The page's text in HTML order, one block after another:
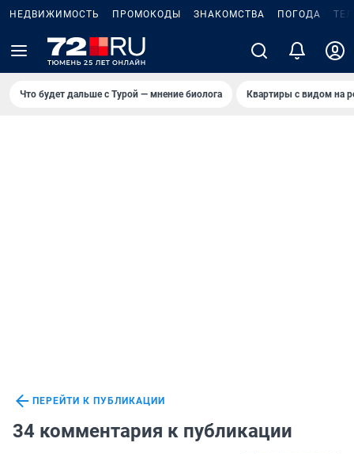
НЕДВИЖИМОСТЬ ПРОМОКОДЫ ЗНАКОМСТВА ПОГОДА
Что будет дальше с Турой — мнение биолога Квартиры с видом на
ПЕРЕЙТИ К ПУБЛИКАЦИИ
34 комментария к публикации